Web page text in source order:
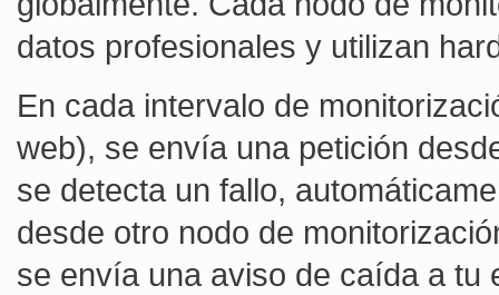
datos profesionales y utilizan
En cada intervalo de
web), se envía una petición
se detecta un fallo,
desde otro nodo de
se envía una aviso de caída a tu